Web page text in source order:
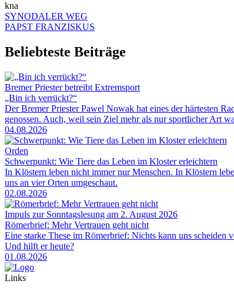
kna
SYNODALER WEG
PAPST FRANZISKUS
Beliebteste Beiträge
Bremer Priester betreibt Extremsport
„Bin ich verrückt?“
Der Bremer Priester Pawel Nowak hat eines der härtesten
genossen. Auch, weil sein Ziel mehr als nur sportlicher Art
04.08.2026
Orden
Schwerpunkt: Wie Tiere das Leben im Kloster erleichtern
In Klöstern leben nicht immer nur Menschen. In Klöstern
uns an vier Orten umgeschaut.
02.08.2026
Impuls zur Sonntagslesung am 2. August 2026
Römerbrief: Mehr Vertrauen geht nicht
Eine starke These im Römerbrief: Nichts kann uns
Und hilft er heute?
01.08.2026
Links